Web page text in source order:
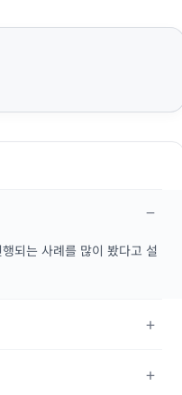
되는 사례를 많이 봤다고 설